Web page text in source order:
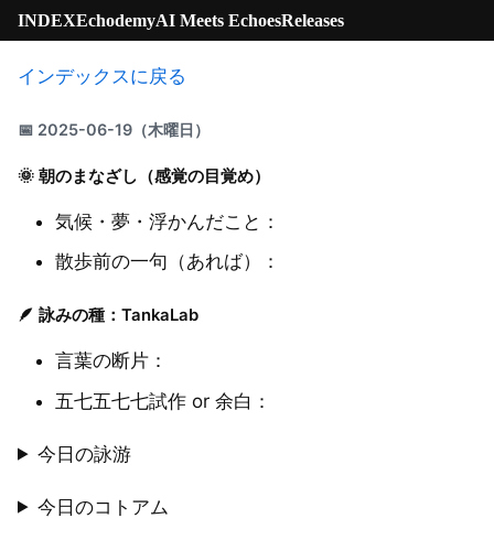
INDEXEchodemyAI Meets EchoesReleases
インデックスに戻る
📅 2025-06-19（木曜日）
🌞 朝のまなざし（感覚の目覚め）
気候・夢・浮かんだこと：
散歩前の一句（あれば）：
🪶 詠みの種：TankaLab
言葉の断片：
五七五七七試作 or 余白：
今日の詠游
今日のコトアム